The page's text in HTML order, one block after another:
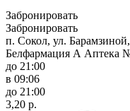
Забронировать
Забронировать
п. Сокол, ул.
Белфармация А Аптека
до 21:00
в 09:06
до 21:00
3,20 р.